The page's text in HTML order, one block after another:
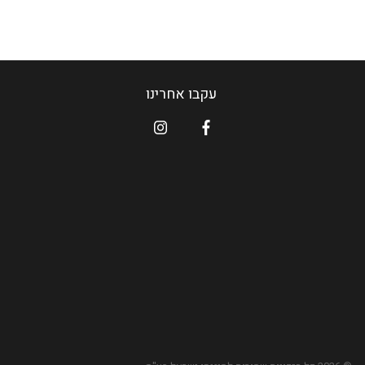
עקבו אחרינו